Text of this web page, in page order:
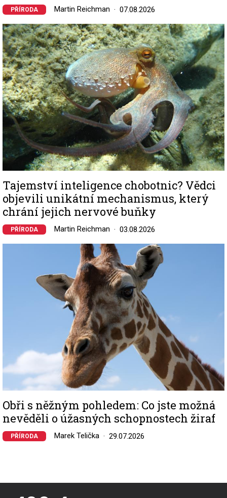
PŘÍRODA Martin Reichman 07.08.2026
Image
Tajemství inteligence chobotnic? Vědci
objevili unikátní mechanismus, který
chrání jejich nervové buňky
PŘÍRODA Martin Reichman 03.08.2026
Obři s něžným pohledem: Co jste možná
nevěděli o úžasných schopnostech žiraf
PŘÍRODA Marek Telička 29.07.2026